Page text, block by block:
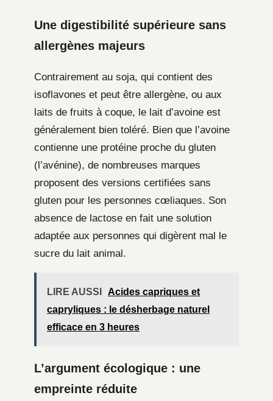
Une digestibilité supérieure sans
allergènes majeurs
Contrairement au soja, qui contient des
isoflavones et peut être allergène, ou aux
laits de fruits à coque, le lait d’avoine est
généralement bien toléré. Bien que l’avoine
contienne une protéine proche du gluten
(l’avénine), de nombreuses marques
proposent des versions certifiées sans
gluten pour les personnes cœliaques. Son
absence de lactose en fait une solution
adaptée aux personnes qui digèrent mal le
sucre du lait animal.
LIRE AUSSI
Acides capriques et
capryliques : le désherbage naturel
efficace en 3 heures
L’argument écologique : une
empreinte réduite